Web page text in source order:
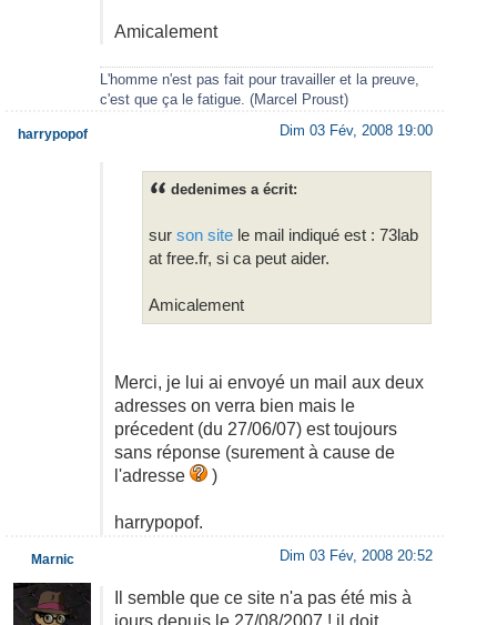
Amicalement
L'homme n'est pas fait pour travailler et la preuve,
c'est que ça le fatigue. (Marcel Proust)
Dim 03 Fév, 2008 19:00
dedenimes a écrit:
sur son sitele mail indiqué est : 73lab
at free.fr, si ca peut aider.
Amicalement
Merci, je lui ai envoyé un mail aux deux
adresses on verra bien mais le
précedent (du 27/06/07) est toujours
sans réponse (surement à cause de
l'adresse
)
harrypopof.
harrypopof
Dim 03 Fév, 2008 20:52
Il semble que ce site n'a pas été mis à
Marnic